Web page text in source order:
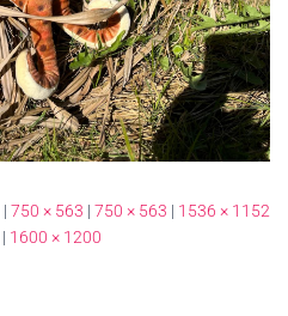
| 750 × 563 | 750 × 563 | 1536 × 1152
| 1600 × 1200